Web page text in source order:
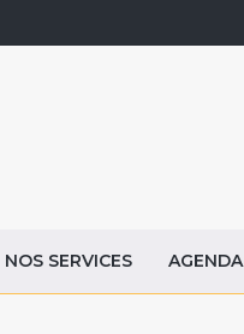
NOS SERVICES AGENDA